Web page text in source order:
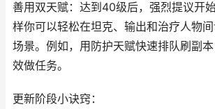
善用双天赋：达到40级后，强烈提议开
样你可以轻松在坦克、输出和治疗人物
场景。例如，用防护天赋快速排队刷副
效做任务。
更新阶段小诀窍：